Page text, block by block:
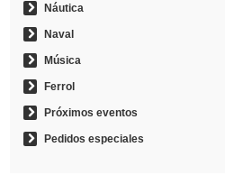
Náutica
Naval
Música
Ferrol
Próximos eventos
Pedidos especiales